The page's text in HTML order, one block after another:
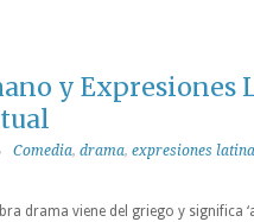
y Expresiones
Comedia, drama, expresiones
drama viene del griego y significa